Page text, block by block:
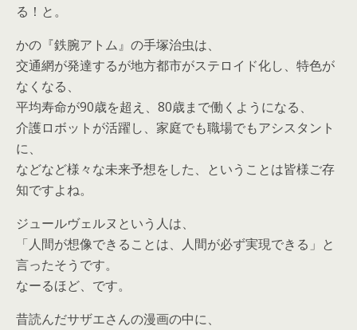
る！と。
かの『鉄腕アトム』の手塚治虫は、
交通網が発達するが地方都市がステロイド化し、特色が
なくなる、
平均寿命が90歳を超え、80歳まで働くようになる、
介護ロボットが活躍し、家庭でも職場でもアシスタント
に、
などなど様々な未来予想をした、ということは皆様ご存
知ですよね。
ジュールヴェルヌという人は、
「人間が想像できることは、人間が必ず実現できる」と
言ったそうです。
なーるほど、です。
昔読んだサザエさんの漫画の中に、